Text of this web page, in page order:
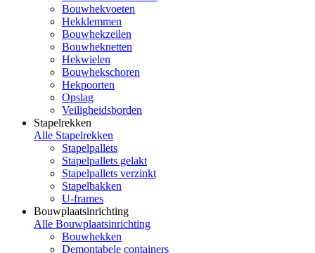
Bouwhekvoeten
Hekklemmen
Bouwhekzeilen
Bouwheknetten
Hekwielen
Bouwhekschoren
Hekpoorten
Opslag
Veiligheidsborden
Stapelrekken
Alle Stapelrekken
Stapelpallets
Stapelpallets gelakt
Stapelpallets verzinkt
Stapelbakken
U-frames
Bouwplaatsinrichting
Alle Bouwplaatsinrichting
Bouwhekken
Demontabele containers